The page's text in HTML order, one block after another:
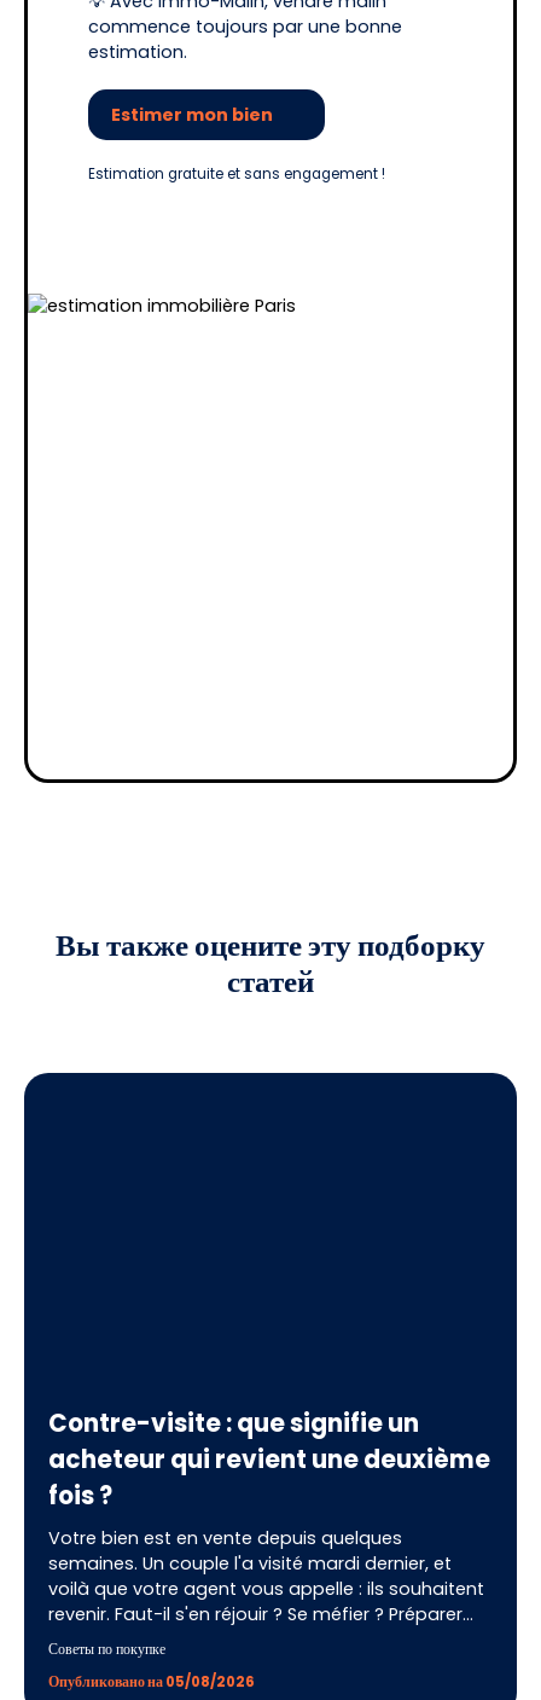
commence toujours par une bonne
estimation.
Estimer mon bien
Estimation gratuite et sans engagement !
Вы также оценитеэту подборку
статей
Contre-visite : que signifie un
acheteur qui revient une deuxième
fois ?
Votre bien est en vente depuis quelques
semaines. Un couple l'a visité mardi dernier, et
voilà que votre agent vous appelle : ils souhaitent
revenir. Faut-il s'en réjouir ? Se méfier ? Préparer
quelque chose de particulier ? La contre-visite est
l'un des signaux les plus forts d'un processus de
vente immobilière, et pourtant, beaucoup de
Советы по покупке
Опубликовано на 05/08/2026